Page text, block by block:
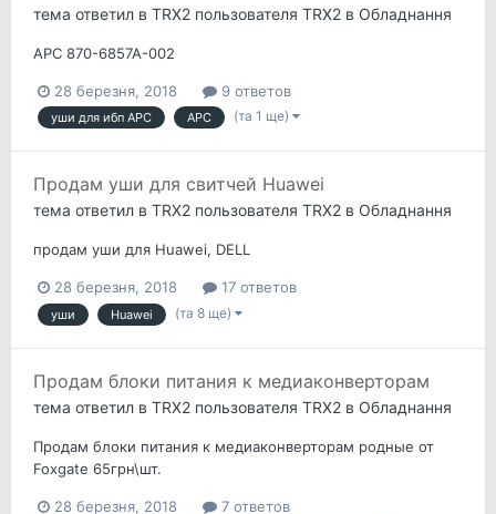
тема ответил в TRX2 пользователя TRX2 в Обладнання
APC 870-6857A-002
28 березня, 2018 9 ответов
уши для ибп APC APC (та 1 ще)
Продам уши для свитчей Huawei
тема ответил в TRX2 пользователя TRX2 в Обладнання
продам уши для Huawei, DELL
28 березня, 2018 17 ответов
уши Huawei (та 8 ще)
Продам блоки питания к медиаконверторам
тема ответил в TRX2 пользователя TRX2 в Обладнання
Продам блоки питания к медиаконверторам родные от
Foxgate 65грн\шт.
28 березня, 2018 7 ответов